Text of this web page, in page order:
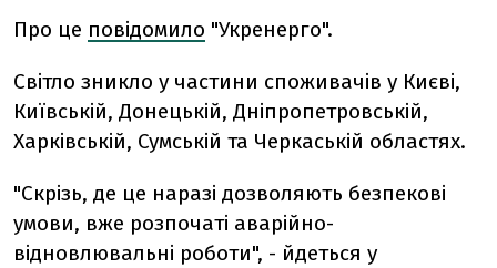
Про це повідомило "Укренерго".
Світло зникло у частини споживачів у Києві,
Київській, Донецькій, Дніпропетровській,
Харківській, Сумській та Черкаській областях.
"Скрізь, де це наразі дозволяють безпекові
умови, вже розпочаті аварійно-
відновлювальні роботи", - йдеться у